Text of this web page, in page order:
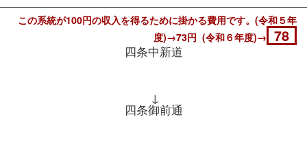
この系統が100円の収入を得るために掛かる費用です。(令和５年
度)→73円 (令和６年度)→ 78
四条中新道
↓
四条御前通